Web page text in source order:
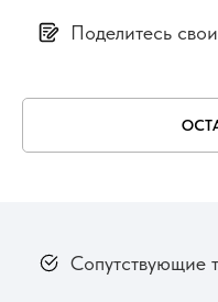
Поделитесь
Сопутствующие